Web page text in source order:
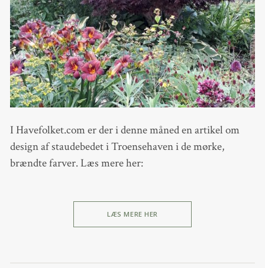
I Havefolket.com er der i denne måned en artikel om
design af staudebedet i Troensehaven i de mørke,
brændte farver. Læs mere her:
LÆS MERE HER